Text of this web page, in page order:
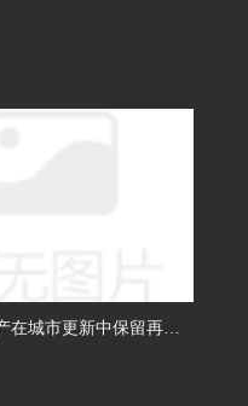
在城市更新中保留再利